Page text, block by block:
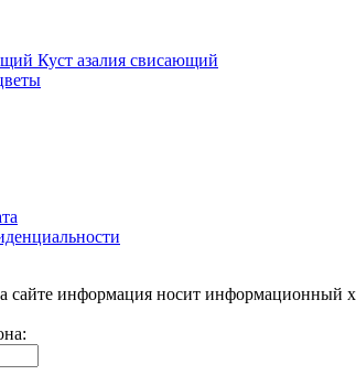
Куст азалия свисающий
сайте информация носит информационный